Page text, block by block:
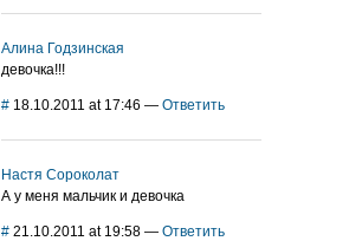
Алина Годзинская
девочка!!!
# 18.10.2011 at 17:46 — Ответить
Настя Сороколат
А у меня мальчик и девочка
# 21.10.2011 at 19:58 — Ответить